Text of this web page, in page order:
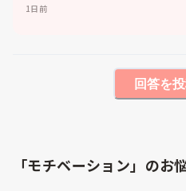
1日前
回答を
「モチベーション」のお